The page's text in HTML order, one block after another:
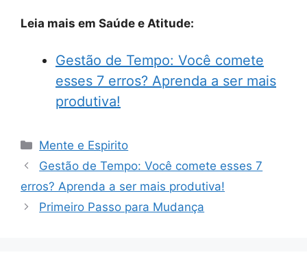
Leia mais em Saúde e Atitude:
Gestão de Tempo: Você comete
esses 7 erros? Aprenda a ser mais
produtiva!
Categorias
Mente e Espirito
Gestão de Tempo: Você comete esses 7
erros? Aprenda a ser mais produtiva!
Primeiro Passo para Mudança